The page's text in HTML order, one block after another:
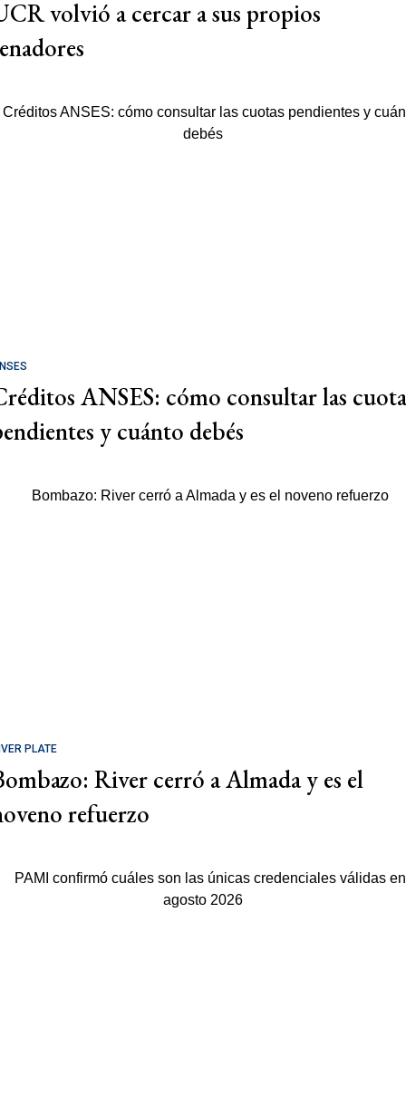
volvió a cercar a sus propios
ANSES: cómo consultar las
y cuánto debés
PLATE
River cerró a Almada y es el
refuerzo